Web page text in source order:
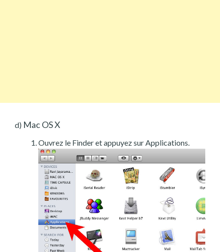
d) Mac OS X
Ouvrez le Finder et appuyez sur Applications.